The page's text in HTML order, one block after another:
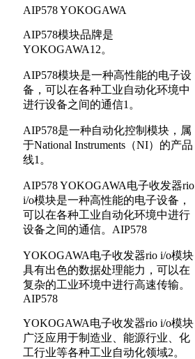
AIP578 YOKOGAWA
AIP578模块品牌是
YOKOGAWA12。
AIP578模块是一种高性能的电子设
备，可以在各种工业自动化环境中
进行设备之间的通信1。
AIP578是一种自动化控制模块，属
于National Instruments（NI）的产品
线1。
AIP578 YOKOGAWA电子收发器rio
i/o模块是一种高性能的电子设备，
可以在各种工业自动化环境中进行
设备之间的通信。AIP578
YOKOGAWA电子收发器rio i/o模块
具有出色的数据处理能力，可以在
复杂的工业环境中进行高速传输。
AIP578
YOKOGAWA电子收发器rio i/o模块
广泛应用于制造业、能源行业、化
工行业等各种工业自动化领域2。